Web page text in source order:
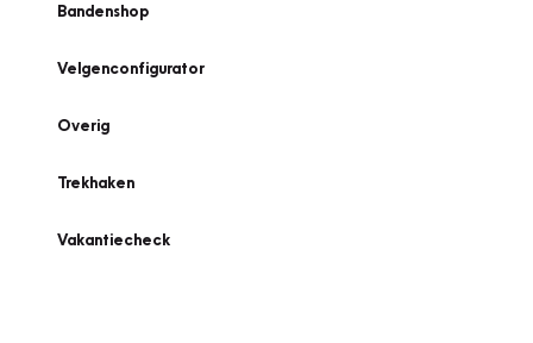
Bandenshop
Velgenconfigurator
Overig
Trekhaken
Vakantiecheck